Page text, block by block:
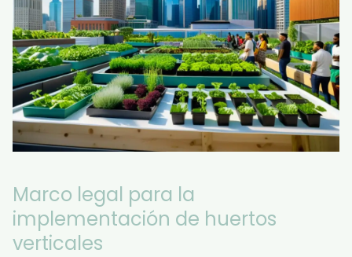
Marco legal para la
implementación de huertos
verticales